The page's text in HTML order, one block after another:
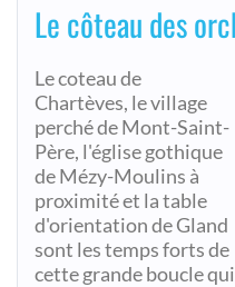
Le côteau des
Le coteau de
Chartèves, le village
perché de Mont-Saint-
Père, l'église gothique
de Mézy-Moulins à
proximité et la table
d'orientation de Gland
sont les temps forts de
cette grande boucle